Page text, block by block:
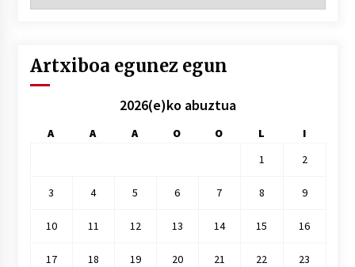
Artxiboa egunez egun
2026(e)ko abuztua
A A A O O L
I
1
2
3 4 5 6 7 8 9
10 11 12 13 14 15 16
17 18 19 20 21 22 23